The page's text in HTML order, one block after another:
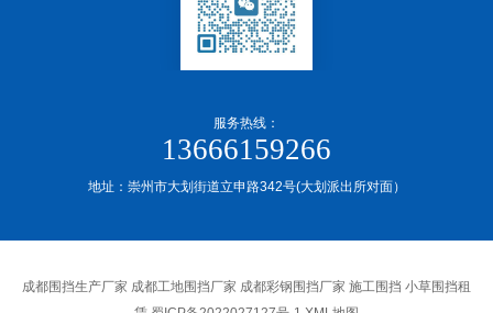
服务热线：
13666159266
地址：崇州市大划街道立申路342号(大划派出所对面）
成都围挡生产厂家 成都工地围挡厂家 成都彩钢围挡厂家 施工围挡 小草围挡租